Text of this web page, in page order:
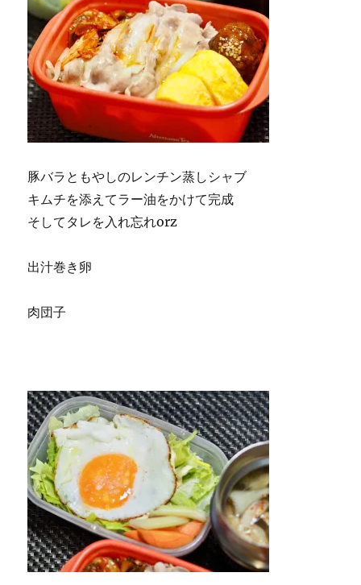
豚バラともやしのレンチン蒸しシャブ
キムチを添えてラー油をかけて完成
そしてタレを入れ忘れorz
出汁巻き卵
肉団子